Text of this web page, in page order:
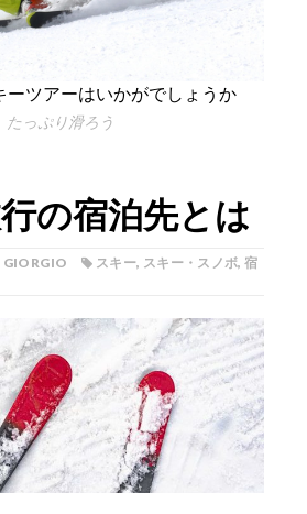
ーツアーはいかがでしょうか
たっぷり滑ろう
の宿泊先とは
GIORGIO スキー, スキー・スノボ,宿